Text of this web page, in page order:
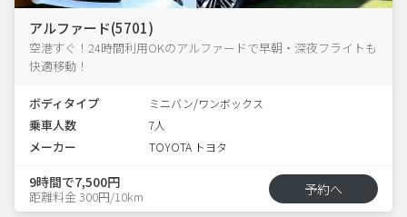
アルファード(5701)
空港すぐ！24時間利用OKのアルファードで早朝・深夜フライトも
快適移動！
ボディタイプ ミニバン/ワンボックス
乗車人数 7人
メーカー TOYOTA トヨタ
9時間で7,500円
距離料金 300円/10km 予約へ